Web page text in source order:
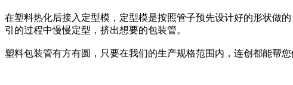
在塑料热化后接入定型模，定型模是按照管子预先设计好的形状做
引的过程中慢慢定型，挤出想要的包装管。
塑料包装管有方有圆，只要在我们的生产规格范围内，连创都能帮您